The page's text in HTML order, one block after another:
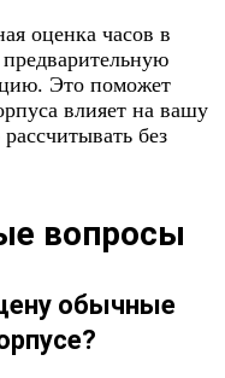
оценка часов в
Это поможет
влияет на вашу
без
вопросы
обычные